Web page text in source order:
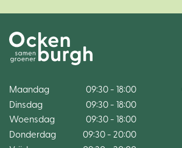
Maandag
09:30 - 18:00
Dinsdag
09:30 - 18:00
Woensdag
09:30 - 18:00
Donderdag
09:30 - 20:00